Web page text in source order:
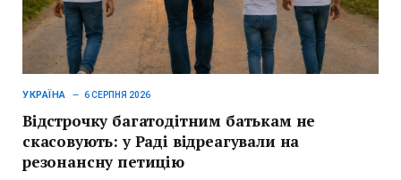
УКРАЇНА 6 СЕРПНЯ 2026
Відстрочку багатодітним батькам не
скасовують: у Раді відреагували на
резонансну петицію